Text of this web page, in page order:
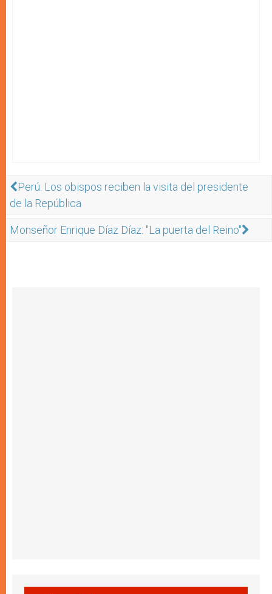
Perú: Los obispos reciben la visita del presidente
de la República
Monseñor Enrique Díaz Díaz: "La puerta del Reino"